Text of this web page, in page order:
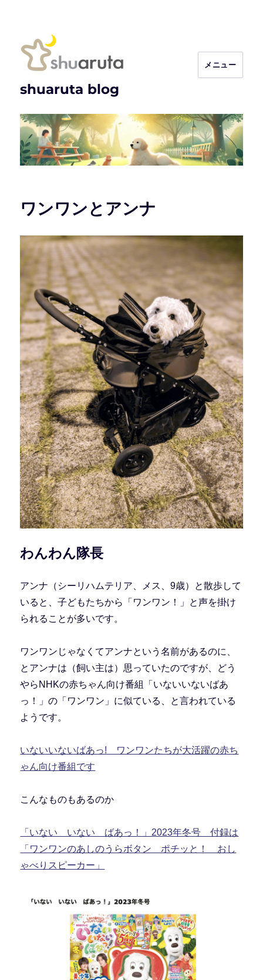
shuaruta blog
メニュー
ワンワンとアンナ
わんわん隊長
アンナ（シーリハムテリア、メス、9歳）と散歩して
いると、子どもたちから「ワンワン！」と声を掛け
られることが多いです。
ワンワンじゃなくてアンナという名前があるのに、
とアンナは（飼い主は）思っていたのですが、どう
やらNHKの赤ちゃん向け番組「いないいないばあ
っ！」の「ワンワン」に似ている、と言われている
ようです。
いないいないばあっ! ワンワンたちが大活躍の赤ち
ゃん向け番組です
こんなものもあるのか
「いない いない ばあっ！」2023年冬号 付録は
「ワンワンのあしのうらボタン ポチッと！ おし
ゃべりスピーカー」